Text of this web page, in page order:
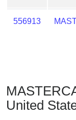
My
IP
IP
BIN
556913
United